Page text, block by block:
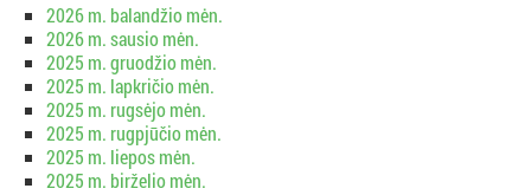
2026 m. balandžio mėn.
2026 m. sausio mėn.
2025 m. gruodžio mėn.
2025 m. lapkričio mėn.
2025 m. rugsėjo mėn.
2025 m. rugpjūčio mėn.
2025 m. liepos mėn.
2025 m. birželio mėn.